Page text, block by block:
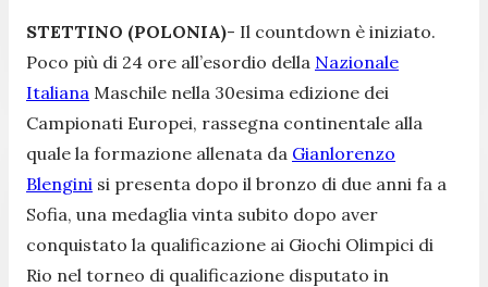
STETTINO (POLONIA)- Il countdown è iniziato.
Poco più di 24 ore all’esordio della Nazionale
Italiana Maschile nella 30esima edizione dei
Campionati Europei, rassegna continentale alla
quale la formazione allenata da Gianlorenzo
Blengini si presenta dopo il bronzo di due anni fa a
Sofia, una medaglia vinta subito dopo aver
conquistato la qualificazione ai Giochi Olimpici di
Rio nel torneo di qualificazione disputato in